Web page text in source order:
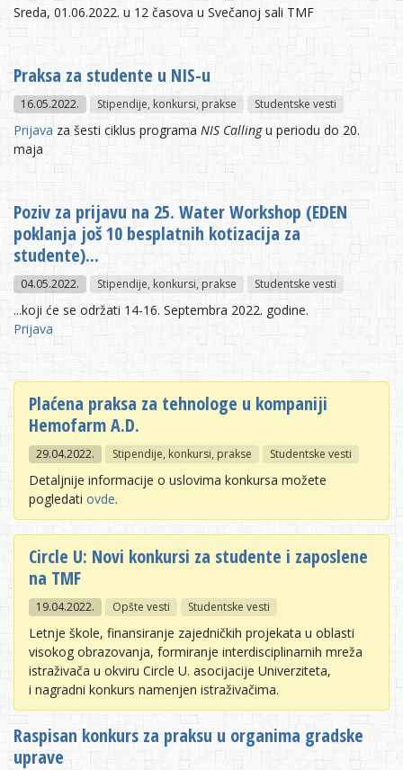
Sreda, 01.06.2022. u 12 časova u Svečanoj sali TMF
Praksa za studente u NIS-u
16.05.2022. Stipendije, konkursi, prakse Studentske vesti
Prijava za šesti ciklus programa NIS Callingu periodu do 20.
maja
Poziv za prijavu na 25. Water Workshop (EDEN
poklanja još 10 besplatnih kotizacija za
studente)...
04.05.2022. Stipendije, konkursi, prakse Studentske vesti
...koji će se održati 14-16. Septembra 2022. godine.
Prijava
Plaćena praksa za tehnologe u kompaniji
Hemofarm A.D.
29.04.2022. Stipendije, konkursi, prakse Studentske vesti
Detaljnije informacije o uslovima konkursa možete
pogledati ovde.
Circle U: Novi konkursi za studente i zaposlene
na TMF
19.04.2022. Opšte vesti Studentske vesti
Letnje škole, finansiranje zajedničkih projekata u oblasti
visokog obrazovanja, formiranje interdisciplinarnih mreža
istraživača u okviru Circle U. asocijacije Univerziteta,
i nagradni konkurs namenjen istraživačima.
Raspisan konkurs za praksu u organima gradske
uprave